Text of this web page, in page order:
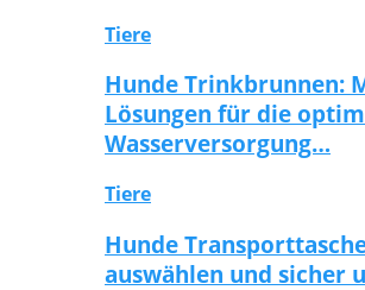
Tiere
Hunde Trinkbrunnen:
Lösungen für die
Wasserversorgung…
Tiere
Hunde
auswählen und sicher